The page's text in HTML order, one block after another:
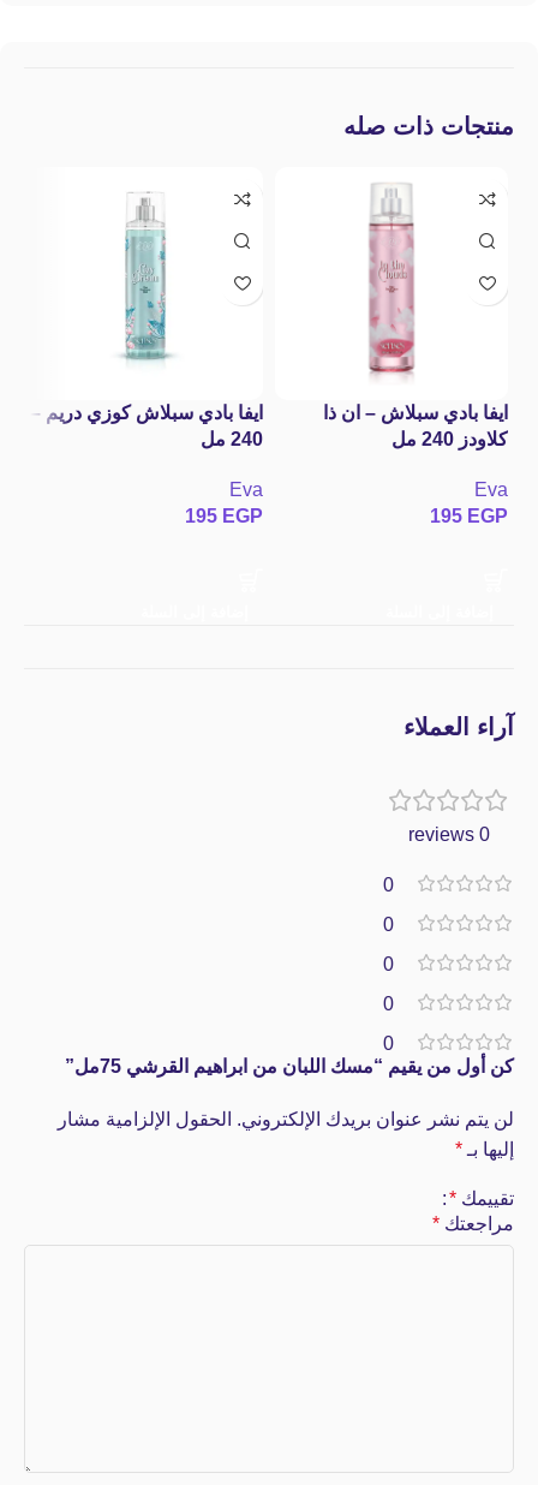
منتجات ذات صله
ايفا بادي سبلاش – ان ذا
كلاودز 240 مل
Eva
195 EGP
ايفا بادي سبلاش كوزي دريم –
240 مل
Eva
195 EGP
آراء العملاء
0 reviews
0
0
0
0
0
كن أول من يقيم “مسك اللبان من ابراهيم القرشي 75مل”
لن يتم نشر عنوان بريدك الإلكتروني. الحقول الإلزامية مشار
إليها بـ *
تقييمك *
مراجعتك *